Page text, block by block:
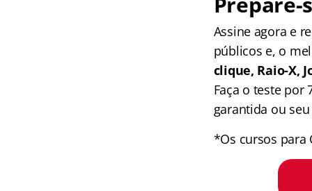
Assine agora e
públicos e, o
clique, Raio-X,
Faça o teste por
garantida ou
*Os cursos para